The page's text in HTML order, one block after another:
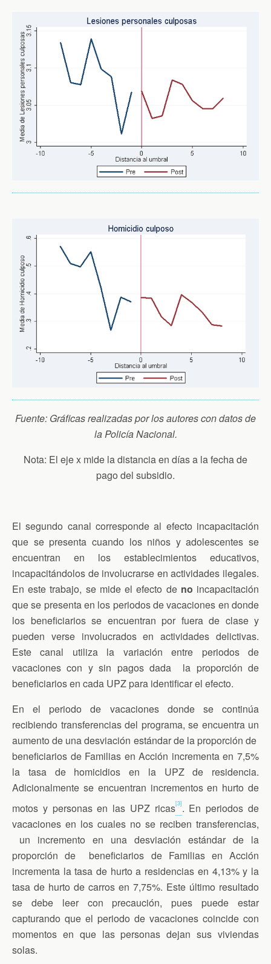
Fuente: Gráficas realizadas por los autores con datos de
la Policía Nacional.
Nota: El eje x mide la distancia en días a la fecha de
pago del subsidio.
El segundo canal corresponde al efecto incapacitación
que se presenta cuando los niños y adolescentes se
encuentran en los establecimientos educativos,
incapacitándolos de involucrarse en actividades ilegales.
En este trabajo, se mide el efecto de no incapacitación
que se presenta en los periodos de vacaciones en donde
los beneficiarios se encuentran por fuera de clase y
pueden verse involucrados en actividades delictivas.
Este canal utiliza la variación entre periodos de
vacaciones con y sin pagos dada la proporción de
beneficiarios en cada UPZ para identificar el efecto.
En el periodo de vacaciones donde se continúa
recibiendo transferencias del programa, se encuentra un
aumento de una desviación estándar de la proporción de
beneficiarios de Familias en Acción incrementa en 7,5%
la tasa de homicidios en la UPZ de residencia.
Adicionalmente se encuentran incrementos en hurto de
motos y personas en las UPZ ricas[3]. En periodos de
vacaciones en los cuales no se reciben transferencias,
un incremento en una desviación estándar de la
proporción de beneficiarios de Familias en Acción
incrementa la tasa de hurto a residencias en 4,13% y la
tasa de hurto de carros en 7,75%. Este último resultado
se debe leer con precaución, pues puede estar
capturando que el periodo de vacaciones coincide con
momentos en que las personas dejan sus viviendas
solas.